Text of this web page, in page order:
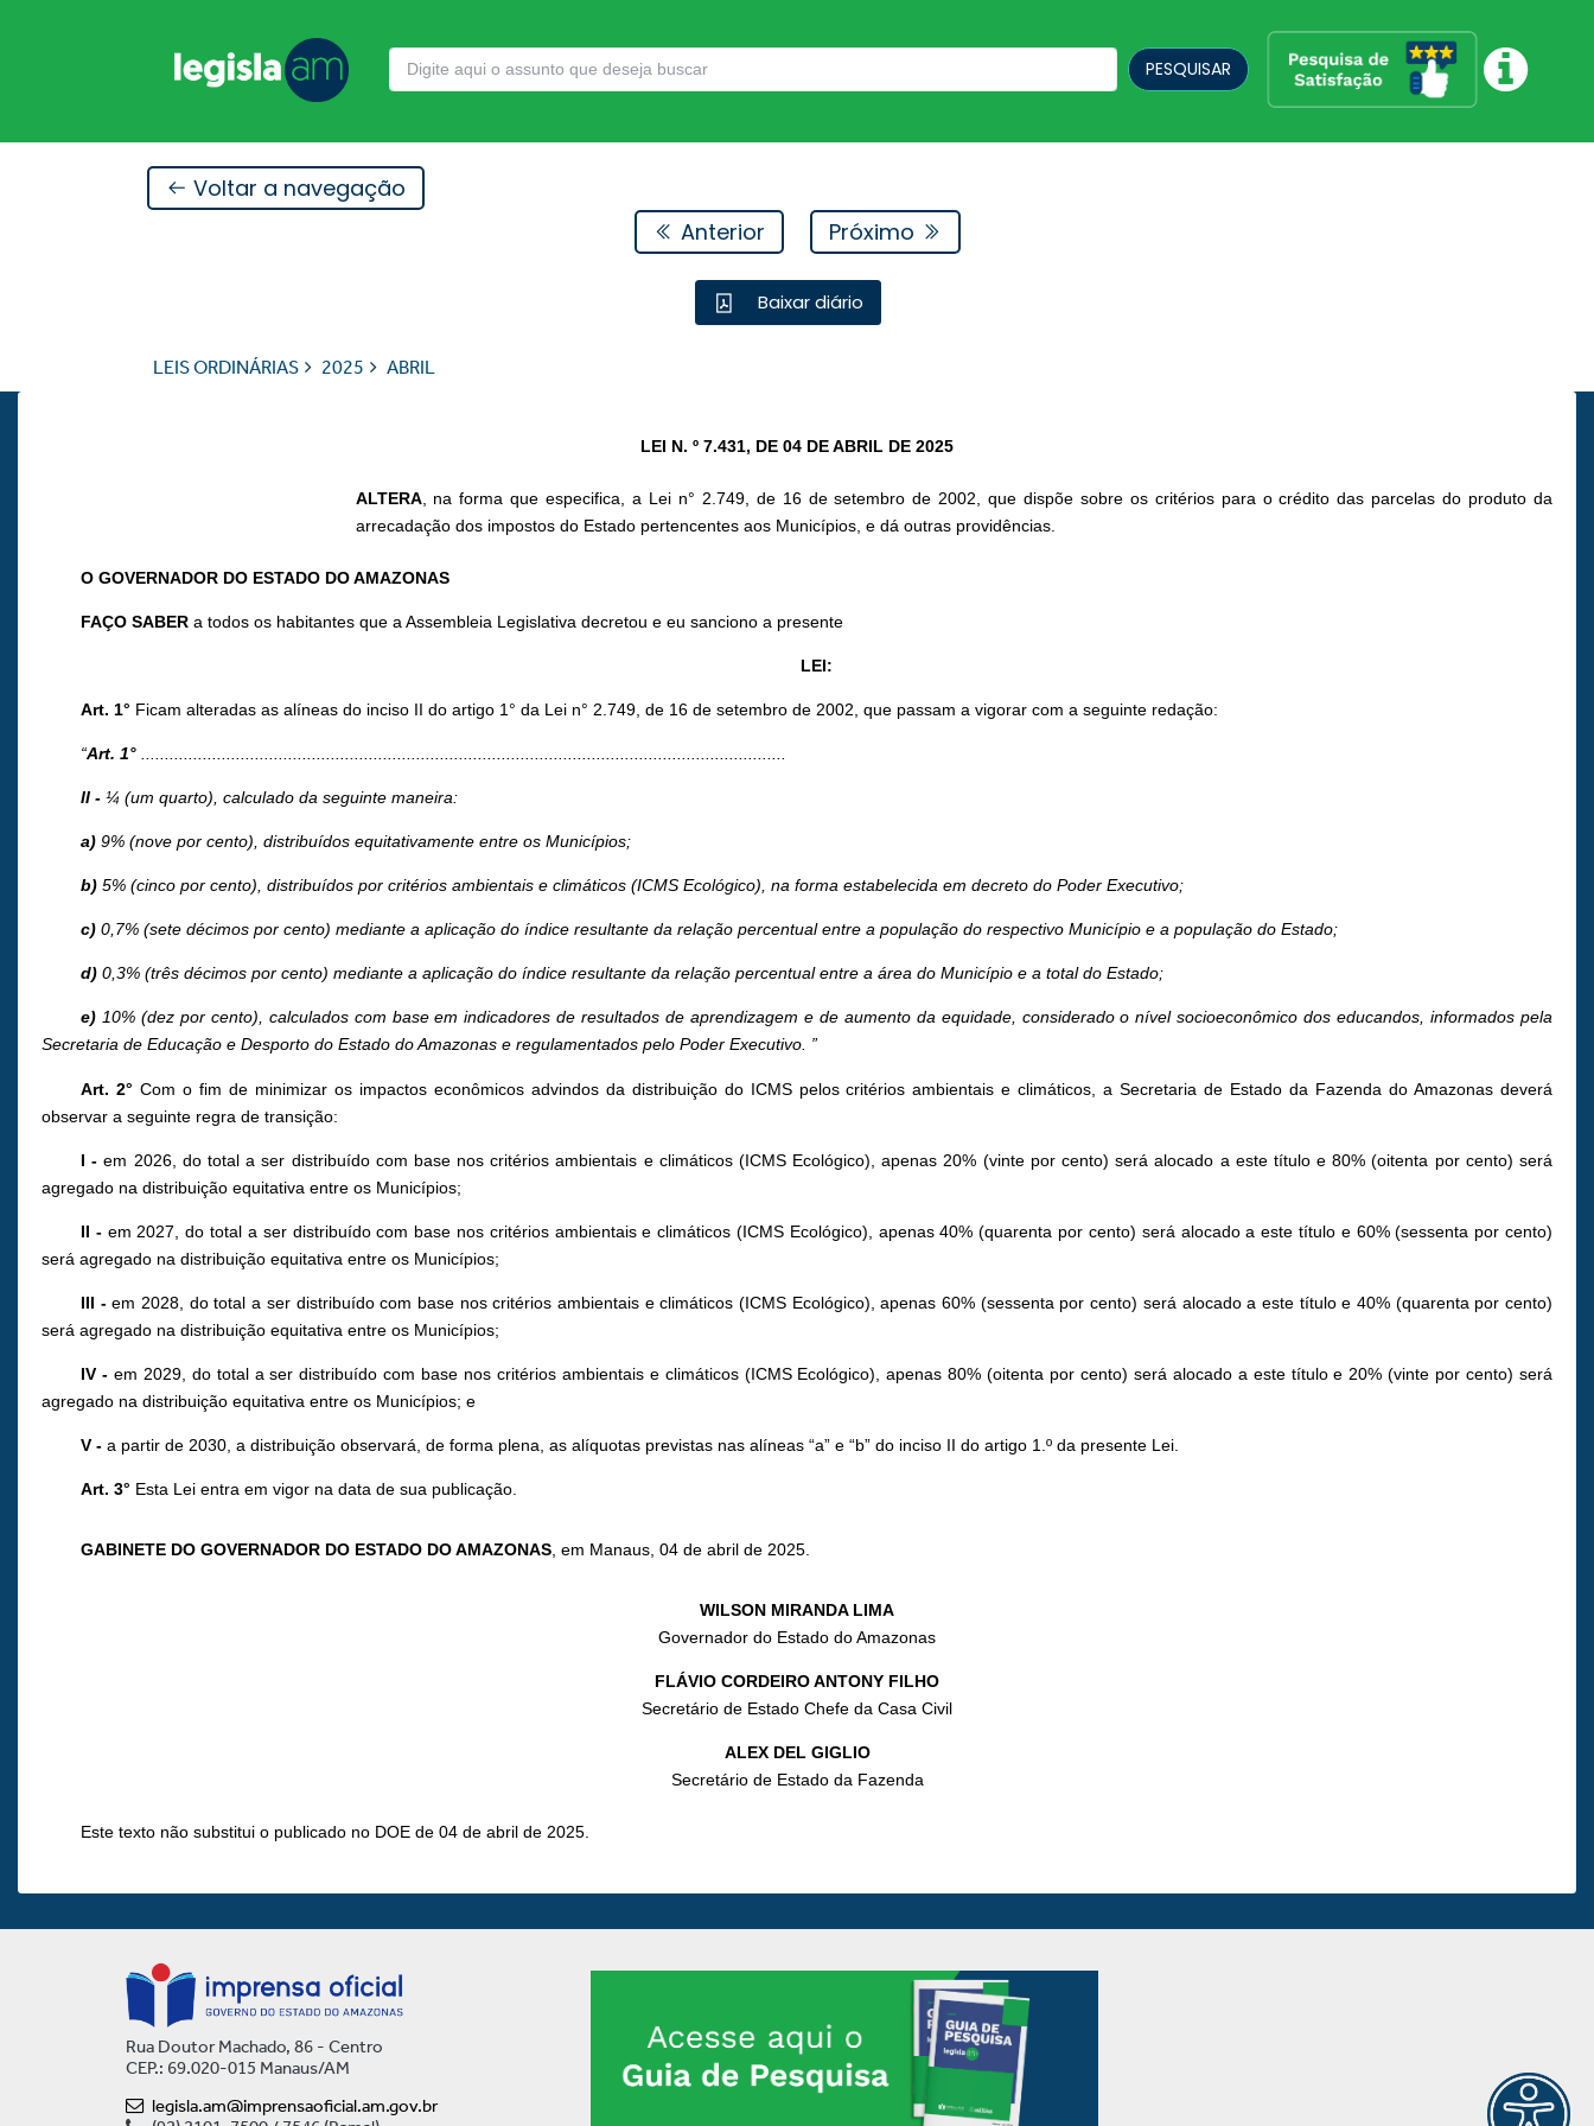
PESQUISAR
Voltar a navegação
Anterior
Próximo
Baixar diário
LEIS ORDINÁRIAS 2025 ABRIL
LEI N. º 7.431, DE 04 DE ABRIL DE 2025
ALTERA, na forma que especifica, a Lei n° 2.749, de 16 de setembro de 2002, que dispõe sobre os critérios para o crédito das parcelas do produto da
arrecadação dos impostos do Estado pertencentes aos Municípios, e dá outras providências.
O GOVERNADOR DO ESTADO DO AMAZONAS
FAÇO SABER a todos os habitantes que a Assembleia Legislativa decretou e eu sanciono a presente
LEI:
Art. 1° Ficam alteradas as alíneas do inciso II do artigo 1° da Lei n° 2.749, de 16 de setembro de 2002, que passam a vigorar com a seguinte redação:
“Art. 1° ........................................................................................................................................
II - ¼ (um quarto), calculado da seguinte maneira:
a) 9% (nove por cento), distribuídos equitativamente entre os Municípios;
b) 5% (cinco por cento), distribuídos por critérios ambientais e climáticos (ICMS Ecológico), na forma estabelecida em decreto do Poder Executivo;
c) 0,7% (sete décimos por cento) mediante a aplicação do índice resultante da relação percentual entre a população do respectivo Município e a população do Estado;
d) 0,3% (três décimos por cento) mediante a aplicação do índice resultante da relação percentual entre a área do Município e a total do Estado;
e) 10% (dez por cento), calculados com base em indicadores de resultados de aprendizagem e de aumento da equidade, considerado o nível socioeconômico dos educandos, informados pela
Secretaria de Educação e Desporto do Estado do Amazonas e regulamentados pelo Poder Executivo. ”
Art. 2° Com o fim de minimizar os impactos econômicos advindos da distribuição do ICMS pelos critérios ambientais e climáticos, a Secretaria de Estado da Fazenda do Amazonas deverá
observar a seguinte regra de transição:
I - em 2026, do total a ser distribuído com base nos critérios ambientais e climáticos (ICMS Ecológico), apenas 20% (vinte por cento) será alocado a este título e 80% (oitenta por cento) será
agregado na distribuição equitativa entre os Municípios;
II -em 2027, do total a ser distribuído com base nos critérios ambientais e climáticos (ICMS Ecológico), apenas 40% (quarenta por cento) será alocado a este título e 60% (sessenta por cento)
será agregado na distribuição equitativa entre os Municípios;
III -em 2028, do total a ser distribuído com base nos critérios ambientais e climáticos (ICMS Ecológico), apenas 60% (sessenta por cento) será alocado a este título e 40% (quarenta por cento)
será agregado na distribuição equitativa entre os Municípios;
IV -em 2029, do total a ser distribuído com base nos critérios ambientais e climáticos (ICMS Ecológico), apenas 80% (oitenta por cento) será alocado a este título e 20% (vinte por cento) será
agregado na distribuição equitativa entre os Municípios; e
V - a partir de 2030, a distribuição observará, de forma plena, as alíquotas previstas nas alíneas “a” e “b” do inciso II do artigo 1.º da presente Lei.
Art. 3° Esta Lei entra em vigor na data de sua publicação.
GABINETE DO GOVERNADOR DO ESTADO DO AMAZONAS , em Manaus, 04 de abril de 2025.
WILSON MIRANDA LIMA
Governador do Estado do Amazonas
FLÁVIO CORDEIRO ANTONY FILHO
Secretário de Estado Chefe da Casa Civil
ALEX DEL GIGLIO
Secretário de Estado da Fazenda
Este texto não substitui o publicado no DOE de 04 de abril de 2025.
Rua Doutor Machado, 86 - Centro
CEP.: 69.020-015 Manaus/AM
legisla.am@imprensaoficial.am.gov.br